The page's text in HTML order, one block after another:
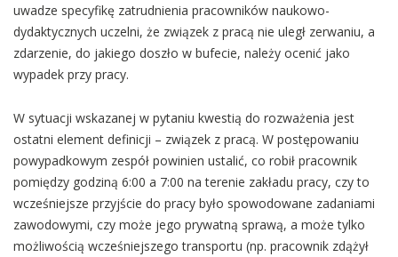
uwadze specyfikę zatrudnienia pracowników naukowo-
dydaktycznych uczelni, że związek z pracą nie uległ zerwaniu, a
zdarzenie, do jakiego doszło w bufecie, należy ocenić jako
wypadek przy pracy.
W sytuacji wskazanej w pytaniu kwestią do rozważenia jest
ostatni element definicji – związek z pracą. W postępowaniu
powypadkowym zespół powinien ustalić, co robił pracownik
pomiędzy godziną 6:00 a 7:00 na terenie zakładu pracy, czy to
wcześniejsze przyjście do pracy było spowodowane zadaniami
zawodowymi, czy może jego prywatną sprawą, a może tylko
możliwością wcześniejszego transportu (np. pracownik zdążył